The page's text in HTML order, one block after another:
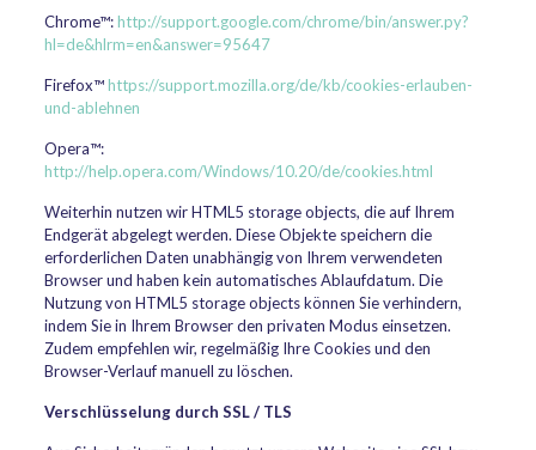
Chrome™:http://support.google.com/chrome/bin/answer.py?
hl=de&hlrm=en&answer=95647
Firefox™https://support.mozilla.org/de/kb/cookies-erlauben-
und-ablehnen
Opera™:
http://help.opera.com/Windows/10.20/de/cookies.html
Weiterhin nutzen wir HTML5 storage objects, die auf Ihrem
Endgerät abgelegt werden. Diese Objekte speichern die
erforderlichen Daten unabhängig von Ihrem verwendeten
Browser und haben kein automatisches Ablaufdatum. Die
Nutzung von HTML5 storage objects können Sie verhindern,
indem Sie in Ihrem Browser den privaten Modus einsetzen.
Zudem empfehlen wir, regelmäßig Ihre Cookies und den
Browser-Verlauf manuell zu löschen.
Verschlüsselung durch SSL / TLS